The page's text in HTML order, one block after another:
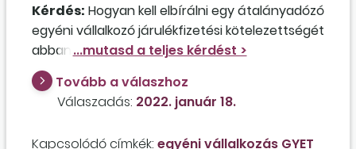
Kérdés: Hogyan kell elbírálni egy átalányadózó
egyéni vállalkozó járulékfizetési kötelezettségét
abban az esetben, ha GYET mellett folytatja a
tevékenységét? Az érintett vállalkozó heti 40
órás munkaviszonnyal rendelkezik, jelenleg
GYES-ben részesül, így most nincs
Tovább a válaszhoz
Válaszadás: 2022. január 18.
Kapcsolódó címkék: egyéni vállalkozás GYET